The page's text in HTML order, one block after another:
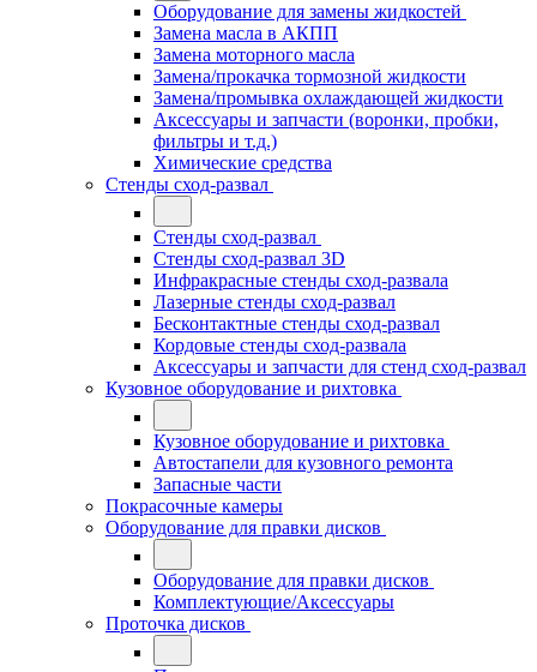
Оборудование для замены жидкостей
Замена масла в АКПП
Замена моторного масла
Замена/прокачка тормозной жидкости
Замена/промывка охлаждающей жидкости
Аксессуары и запчасти (воронки, пробки,
фильтры и т.д.)
Химические средства
Стенды сход-развал
Стенды сход-развал
Стенды сход-развал 3D
Инфракрасные стенды сход-развала
Лазерные стенды сход-развал
Бесконтактные стенды сход-развал
Кордовые стенды сход-развала
Аксессуары и запчасти для стенд сход-развал
Кузовное оборудование и рихтовка
Кузовное оборудование и рихтовка
Автостапели для кузовного ремонта
Запасные части
Покрасочные камеры
Оборудование для правки дисков
Оборудование для правки дисков
Комплектующие/Аксессуары
Проточка дисков